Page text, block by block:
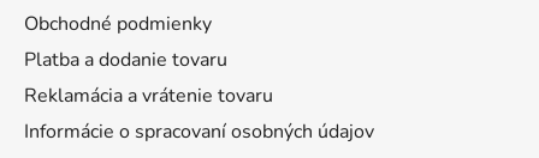
Obchodné podmienky
Platba a dodanie tovaru
Reklamácia a vrátenie tovaru
Informácie o spracovaní osobných údajov